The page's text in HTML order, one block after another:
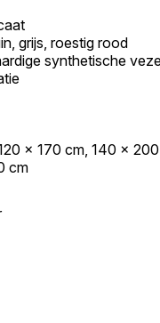
grijs, roestig rood
synthetische
x 170 cm, 140 x
cm